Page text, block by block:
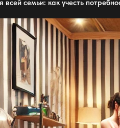
всей семьи: как учесть